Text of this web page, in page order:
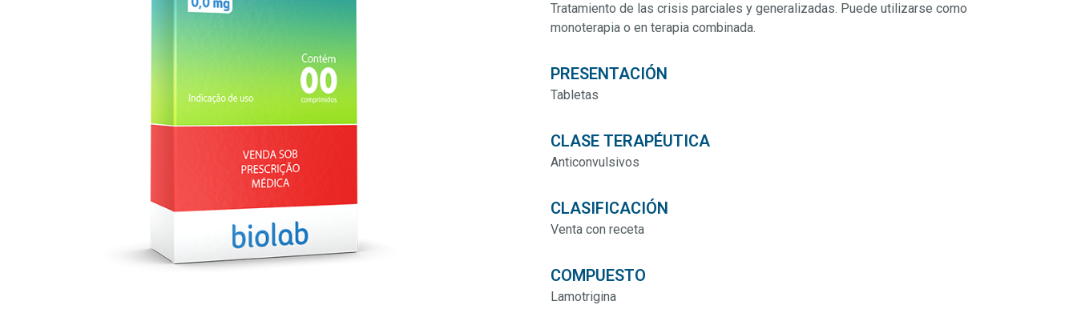
Tratamiento de las crisis parciales y generalizadas. Puede utilizarse como
monoterapia o en terapia combinada.
PRESENTACIÓN
Tabletas
CLASE TERAPÉUTICA
Anticonvulsivos
CLASIFICACIÓN
Venta con receta
COMPUESTO
Lamotrigina